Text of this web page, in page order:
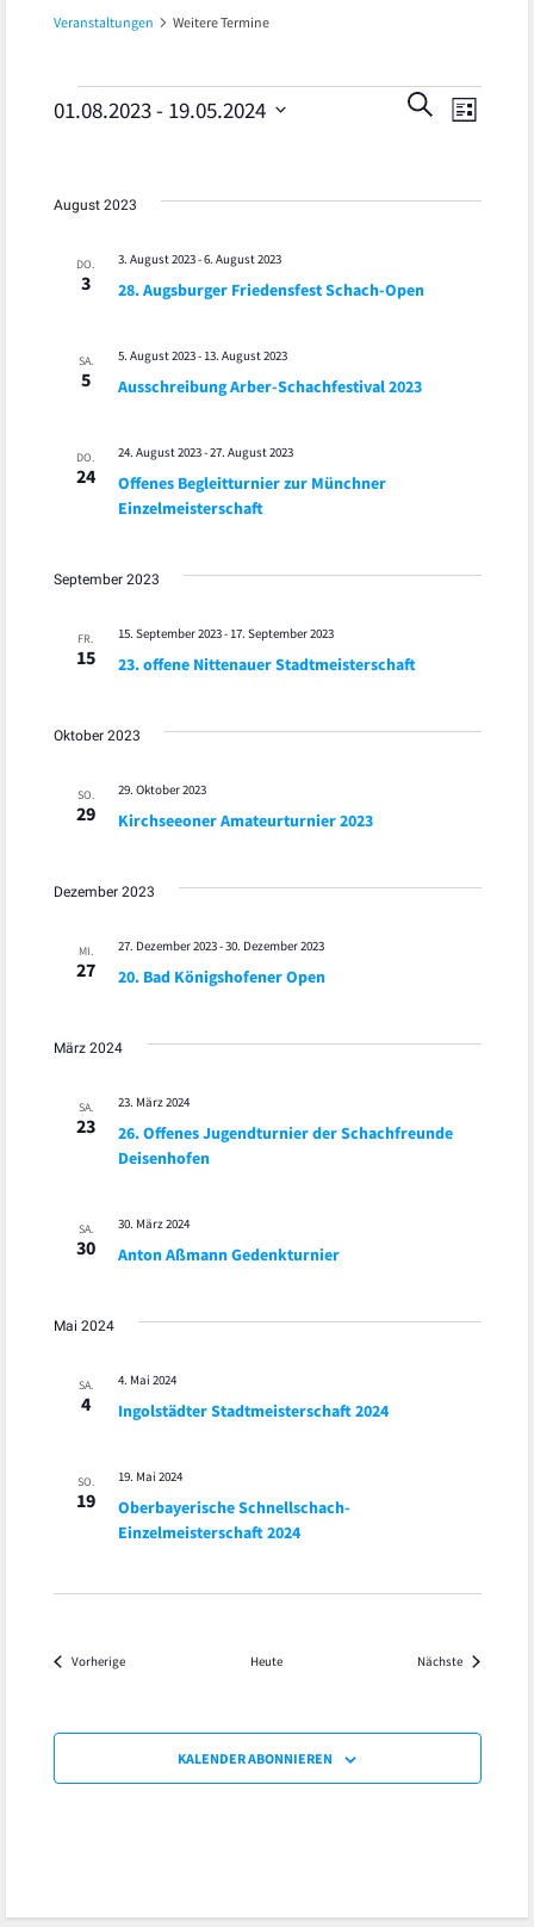
Veranstaltungen Weitere Termine
Veranstaltungen
und
SUCHE
LISTE
01.08.2023 - 19.05.2024
August 2023
DO.
3 28. Augsburger Friedensfest Schach-Open
3. August 2023-6. August 2023
SA.
5 Ausschreibung Arber-Schachfestival 2023
5. August 2023- 13. August 2023
DO.
24
Offenes Begleitturnier zur Münchner
Einzelmeisterschaft
24. August 2023-27. August 2023
September 2023
FR.
15 23. offene Nittenauer Stadtmeisterschaft
15. September 2023- 17. September 2023
Oktober 2023
SO.
29 Kirchseeoner Amateurturnier 2023
29. Oktober 2023
Dezember 2023
MI.
27 20. Bad Königshofener Open
27. Dezember 2023-30. Dezember 2023
März 2024
SA.
23
26. Offenes Jugendturnier der Schachfreunde
Deisenhofen
23. März 2024
SA.
30 Anton Aßmann Gedenkturnier
30. März 2024
Mai 2024
SA.
4 Ingolstädter Stadtmeisterschaft 2024
4. Mai 2024
SO.
19
Oberbayerische Schnellschach-
Einzelmeisterschaft 2024
19. Mai 2024
VorherigeVeranstaltungen Heute Nächste
KALENDER ABONNIEREN